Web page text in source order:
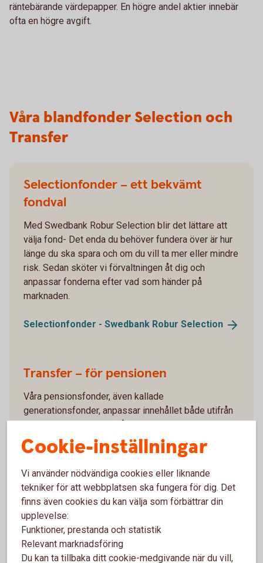
räntebärande värdepapper. En högre andel aktier innebär
ofta en högre avgift.
Våra blandfonder Selection och
Transfer
Selectionfonder – ett bekvämt
fondval
Med Swedbank Robur Selection blir det lättare att
välja fond- Det enda du behöver fundera över är hur
länge du ska spara och om du vill ta mer eller mindre
risk. Sedan sköter vi förvaltningen åt dig och
anpassar fonderna efter vad som händer på
marknaden.
Selectionfonder - Swedbank Robur Selection
Transfer – för pensionen
Våra pensionsfonder, även kallade
generationsfonder, anpassar innehållet både utifrån
marknadsläget och hur långt du har kvar till din
pension. Med Swedbank Robur Transfer får du ett
enkelt och bekvämt fondsparande för sparandet till
Pensionsfonder - Swedbank Robur Transfer
Cookie-inställningar
Vi använder nödvändiga cookies eller liknande
tekniker för att webbplatsen ska fungera för dig. Det
finns även cookies du kan välja som förbättrar din
upplevelse:
Funktioner, prestanda och statistik
Relevant marknadsföring
Du kan ta tillbaka ditt cookie-medgivande när du vill,